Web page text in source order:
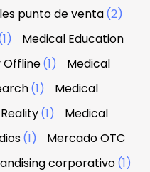
punto de venta(2)
Medical Education
Offline(1)
Medical
(1)
Medical
(1)
Medical
(1)
Mercado OTC
corporativo(1)